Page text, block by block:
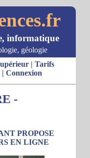
informatique
géologie
| Tarifs
| Connexion
-
PROPOSE
EN LIGNE